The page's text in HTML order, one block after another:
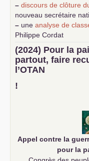
– discours de clôture
nouveau secrétaire
– une analyse de
Philippe Cordat
–
un texte de Jean-
science sociale de
–un appel proposé
d’Europe
–
(2024) Pour la
partout, faire
l’OTAN
!
Appel contre la
pour la